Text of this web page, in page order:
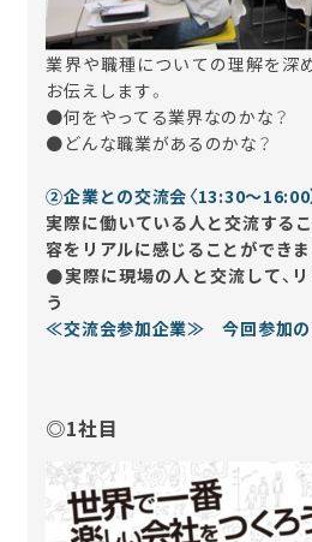
業界や職種についての理解を深
お伝えします。
●何をやってる業界なのかな？
●どんな職業があるのかな？
②企業との交流会〈13:30～16:00
実際に働いている人と交流する
容をリアルに感じることができま
●実際に現場の人と交流して、
う
≪交流会参加企業≫ 今回参加
◎1社目